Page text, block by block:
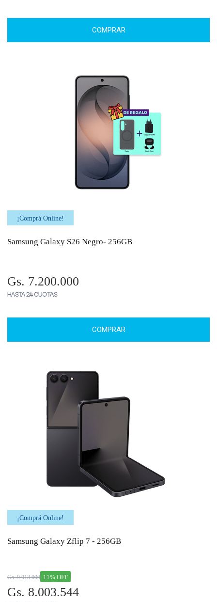
COMPRAR
¡Comprá Online!
Samsung Galaxy S26 Negro- 256GB
Gs. 7.200.000
HASTA 24 CUOTAS
COMPRAR
¡Comprá Online!
Samsung Galaxy Zflip 7 - 256GB
11% OFF
Gs. 9.013.000
Gs. 8.003.544